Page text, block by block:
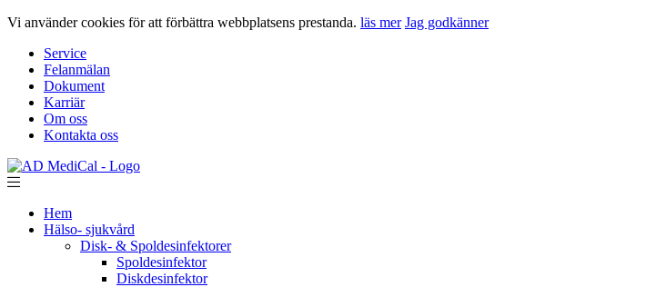
Vi använder cookies för att förbättra webbplatsens prestanda. läs mer Jag godkänner
Service
Felanmälan
Dokument
Karriär
Om oss
Kontakta oss
Hem
Hälso- sjukvård
Disk- & Spoldesinfektorer
Spoldesinfektor
Diskdesinfektor